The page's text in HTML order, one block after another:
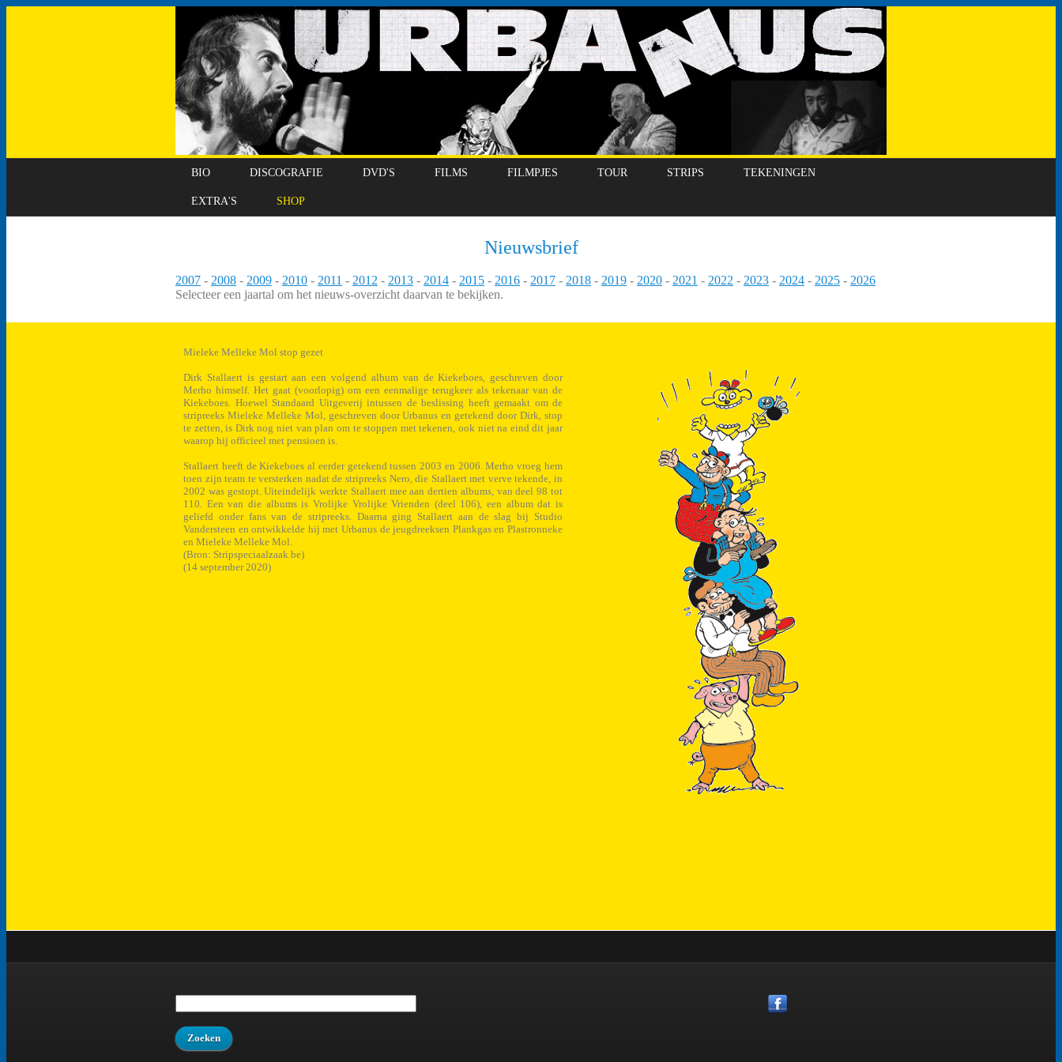
BIO DISCOGRAFIE DVD'S FILMS FILMPJES TOUR STRIPS TEKENINGEN
EXTRA'S SHOP
Nieuwsbrief
2007 - 2008 - 2009 - 2010 - 2011 - 2012 - 2013 - 2014 - 2015 - 2016 - 2017 - 2018 - 2019 - 2020 - 2021 - 2022 - 2023 - 2024 - 2025 - 2026
Selecteer een jaartal om het nieuws-overzicht daarvan te bekijken.
Mieleke Melleke Mol stop gezet
Dirk Stallaert is gestart aan een volgend album van de Kiekeboes, geschreven door
Merho himself. Het gaat (voorlopig) om een eenmalige terugkeer als tekenaar van de
Kiekeboes. Hoewel Standaard Uitgeverij intussen de beslissing heeft gemaakt om de
stripreeks Mieleke Melleke Mol, geschreven door Urbanus en getekend door Dirk, stop
te zetten, is Dirk nog niet van plan om te stoppen met tekenen, ook niet na eind dit jaar
waarop hij officieel met pensioen is.
Stallaert heeft de Kiekeboes al eerder getekend tussen 2003 en 2006. Merho vroeg hem
toen zijn team te versterken nadat de stripreeks Nero, die Stallaert met verve tekende, in
2002 was gestopt. Uiteindelijk werkte Stallaert mee aan dertien albums, van deel 98 tot
110. Een van die albums is Vrolijke Vrolijke Vrienden (deel 106), een album dat is
geliefd onder fans van de stripreeks. Daarna ging Stallaert aan de slag bij Studio
Vandersteen en ontwikkelde hij met Urbanus de jeugdreeksen Plankgas en Plastronneke
en Mieleke Melleke Mol.
(Bron: Stripspeciaalzaak.be)
(14 september 2020)